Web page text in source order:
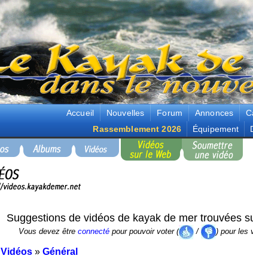
Accueil Nouvelles Forum Annonces
Rassemblement 2026
Équipement
Suggestions de vidéos de kayak de mer trouvées
Vous devez être connecté pour pouvoir voter ( / ) pour les
Vidéos » Général